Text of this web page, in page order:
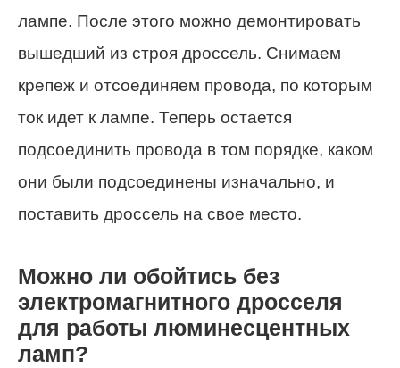
лампе. После этого можно демонтировать
вышедший из строя дроссель. Снимаем
крепеж и отсоединяем провода, по которым
ток идет к лампе. Теперь остается
подсоединить провода в том порядке, каком
они были подсоединены изначально, и
поставить дроссель на свое место.
Можно ли обойтись без
электромагнитного дросселя
для работы люминесцентных
ламп?